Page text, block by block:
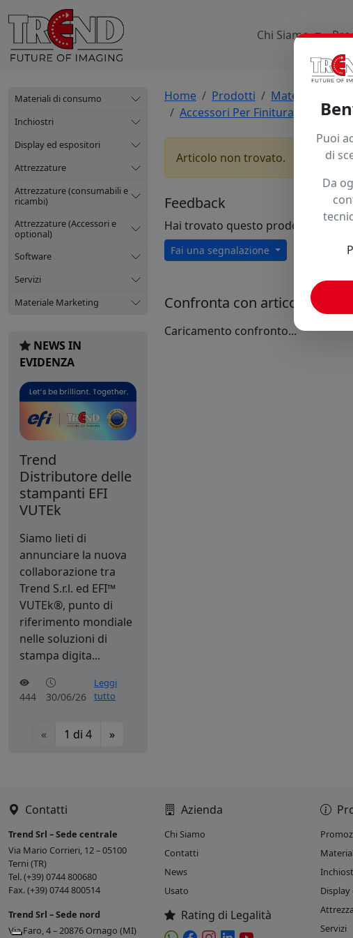
Chi Siamo
Materiali di consumo
Inchiostri
Display ed espositori
Attrezzature
Attrezzature (consumabili e
ricambi)
Attrezzature (Accessori e
optional)
Software
Servizi
Materiale Marketing
NEWS IN
EVIDENZA
Trend
Distributore delle
stampanti EFI
VUTEk
Siamo lieti di
annunciare la nuova
collaborazione tra
Trend S.r.l. ed EFI™
VUTEk®, punto di
riferimento mondiale
nelle soluzioni di
stampa digita...
444 30/06/26
Leggi
tutto
« 1 di 4 »
Home Prodotti Materiali Di
Accessori Per Finitura Banner E
Articolo non trovato.
Feedback
Hai trovato questo prodotto ad un
Fai una segnalazione
Confronta con articoli simili
Caricamento confronto...
Contatti
Trend Srl – Sede centrale
Via Mario Corrieri, 12 – 05100
Terni (TR)
Tel. (+39) 0744 800680
Fax. (+39) 0744 800514
Trend Srl – Sede nord
Via Faro, 4 – 20876 Ornago (MI)
Azienda
Chi Siamo
Contatti
News
Usato
Rating di Legalità
Servizi
Puoi
di
Da